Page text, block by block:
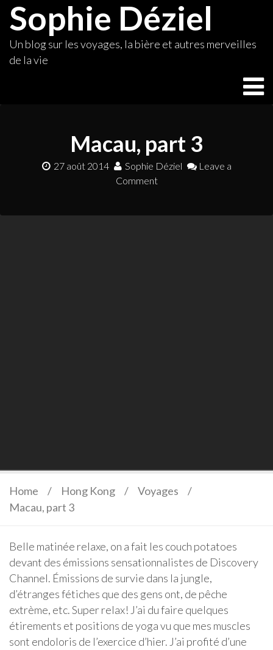
SkipSophie Déziel
Un blog sur les voyages, la bière et autres merveilles
de la vie
Macau, part 3
27 août 2014 Sophie Déziel
Leave a
Comment
Home / Hong Kong / Voyages
/
Macau, part 3
Belle matinée relaxe, on a fait les couch potatoes
devant des émissions sensationnalistes de Discovery
Channel. Émissions de survie dans la jungle,
d’étranges fétiches que des gens ont, de pêche
extrème, etc. Super relax! J’ai du faire quelques
étirements et positions de yoga vu que mes muscles
sont endoloris de l’exercice d’hier. J’ai profité d’une